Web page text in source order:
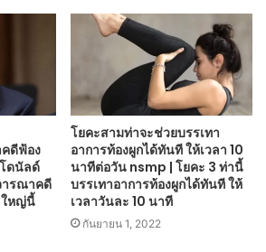
ดีฟ้อง
ดนัลด์
ารณาคดี
ใหญ่นี้
โยคะสามท่าจะช่วยบรรเทา
อาการท้องผูกได้ทันที ให้เวลา 10
นาทีต่อวัน nsmp | โยคะ 3 ท่านี้
บรรเทาอาการท้องผูกได้ทันที ให้
เวลาวันละ 10 นาที
กันยายน 1, 2022